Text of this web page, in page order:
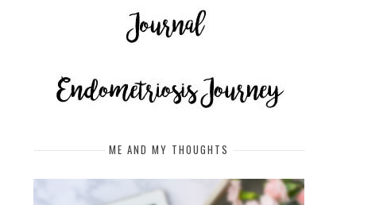
ME AND MY THOUGHTS